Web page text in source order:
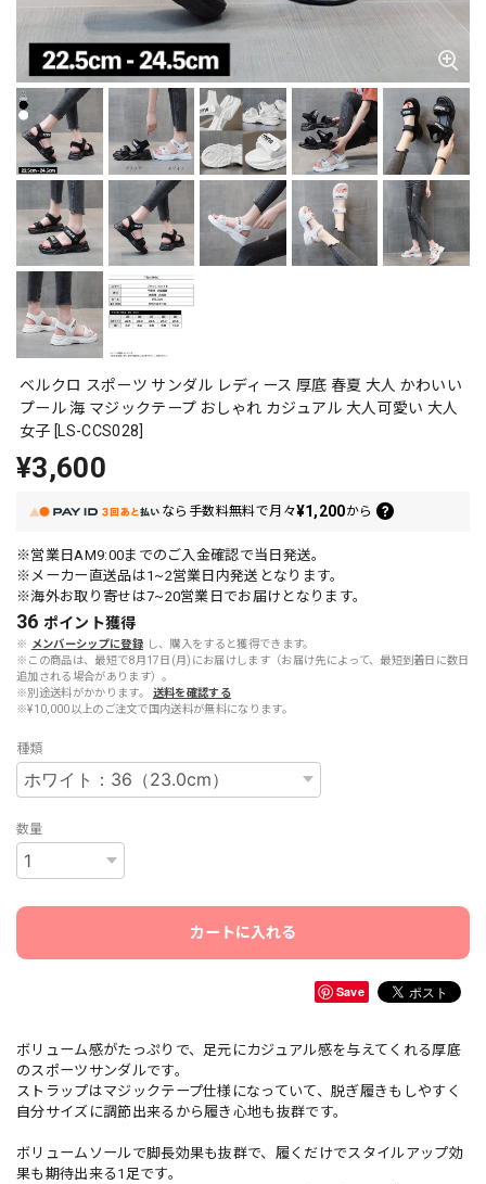
ベルクロ スポーツ サンダル レディース 厚底 春夏 大人 かわいい
プール 海 マジックテープ おしゃれ カジュアル 大人可愛い 大人
女子 [LS-CCS028]
¥3,600
なら 手数料無料で月々¥1,200から
※営業日AM9:00までのご入金確認で当日発送。
※メーカー直送品は1~2営業日内発送となります。
※海外お取り寄せは7~20営業日でお届けとなります。
36 ポイント獲得
※ メンバーシップに登録 し、購入をすると獲得できます。
※この商品は、最短で8月17日(月)にお届けします（お届け先によって、最短到着日に数日
追加される場合があります）。
※別途送料がかかります。
送料を確認する
※¥10,000以上のご注文で国内送料が無料になります。
種類
数量
カートに入れる
Save
ボリューム感がたっぷりで、足元にカジュアル感を与えてくれる厚底
のスポーツサンダルです。
ストラップはマジックテープ仕様になっていて、脱ぎ履きもしやすく
自分サイズに調節出来るから履き心地も抜群です。
ボリュームソールで脚長効果も抜群で、履くだけでスタイルアップ効
果も期待出来る1足です。